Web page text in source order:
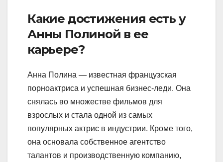
Какие достижения есть у
Анны Полиной в ее
карьере?
Анна Полина — известная французская
порноактриса и успешная бизнес-леди. Она
снялась во множестве фильмов для
взрослых и стала одной из самых
популярных актрис в индустрии. Кроме того,
она основала собственное агентство
талантов и производственную компанию,